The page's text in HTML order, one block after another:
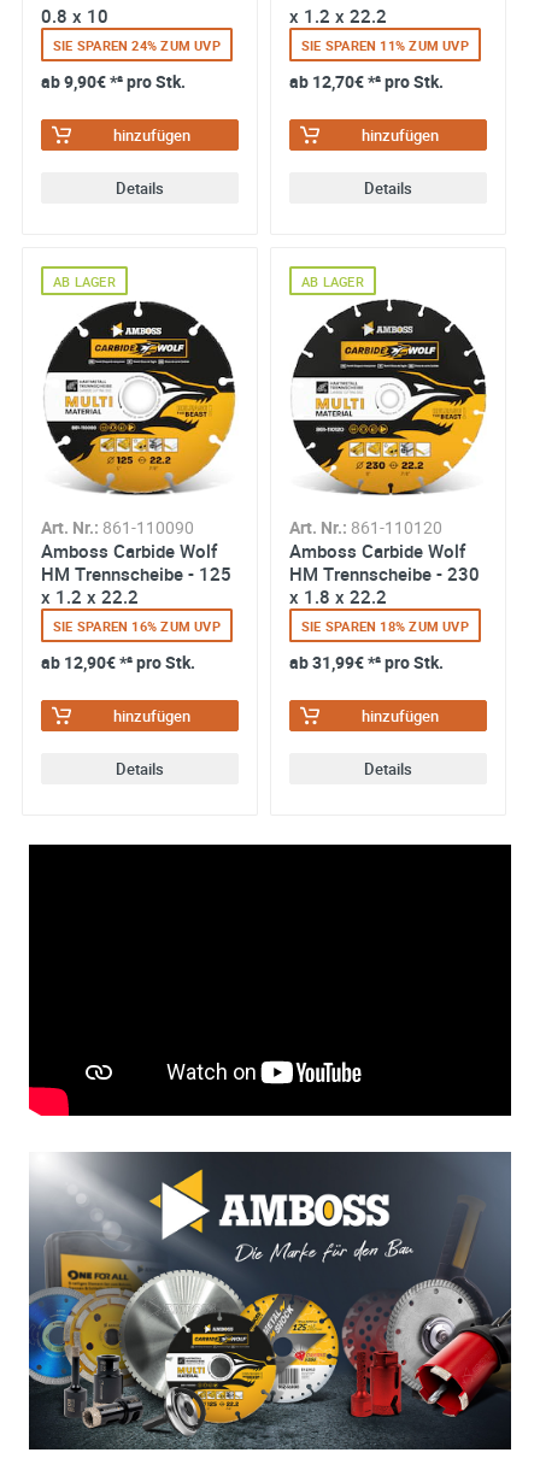
Technische Beschreibung:
Verfügbare Ø 76 / 115 / 125 / 230 mm
Bohrung 10 mm (76 mm) / 22,2 mm (restl.
Werkstoffe:
Holzwerkstoffe
Holz mit Nägeln
Leichtbaumaterialien
Paletten
Wurzeln
Kunststoffrohre
uvm.
0.8 x 10
SIE SPAREN 24% ZUM UVP
ab9,90€*² pro Stk.
hinzufügen
Details
x 1.2 x 22.2
SIE SPAREN 11% ZUM UVP
ab 12,70€*² pro Stk.
hinzufügen
Details
Art. Nr.: 861-110090
Amboss Carbide Wolf
HM Trennscheibe - 125
x 1.2 x 22.2
AB LAGER
SIE SPAREN 16% ZUM UVP
ab 12,90€*² pro Stk.
hinzufügen
Details
Art. Nr.: 861-110120
Amboss Carbide Wolf
HM Trennscheibe - 230
x 1.8 x 22.2
AB LAGER
SIE SPAREN 18% ZUM UVP
ab31,99€*² pro Stk.
hinzufügen
Details